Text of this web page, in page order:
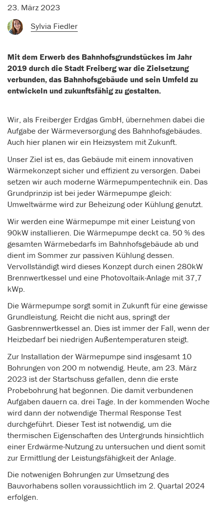
23. März 2023
Sylvia Fiedler
Mit dem Erwerb des Bahnhofsgrundstückes im Jahr
2019 durch die Stadt Freiberg war die Zielsetzung
verbunden, das Bahnhofsgebäude und sein Umfeld zu
entwickeln und zukunftsfähig zu gestalten.
Wir, als Freiberger Erdgas GmbH, übernehmen dabei die
Aufgabe der Wärmeversorgung des Bahnhofsgebäudes.
Auch hier planen wir ein Heizsystem mit Zukunft.
Unser Ziel ist es, das Gebäude mit einem innovativen
Wärmekonzept sicher und effizient zu versorgen. Dabei
setzen wir auch moderne Wärmepumpentechnik ein. Das
Grundprinzip ist bei jeder Wärmepumpe gleich:
Umweltwärme wird zur Beheizung oder Kühlung genutzt.
Wir werden eine Wärmepumpe mit einer Leistung von
90kW installieren. Die Wärmepumpe deckt ca. 50 % des
gesamten Wärmebedarfs im Bahnhofsgebäude ab und
dient im Sommer zur passiven Kühlung dessen.
Vervollständigt wird dieses Konzept durch einen 280kW
Brennwertkessel und eine Photovoltaik-Anlage mit 37,7
kWp.
Die Wärmepumpe sorgt somit in Zukunft für eine gewisse
Grundleistung. Reicht die nicht aus, springt der
Gasbrennwertkessel an. Dies ist immer der Fall, wenn der
Heizbedarf bei niedrigen Außentemperaturen steigt.
Zur Installation der Wärmepumpe sind insgesamt 10
Bohrungen von 200 m notwendig. Heute, am 23. März
2023 ist der Startschuss gefallen, denn die erste
Probebohrung hat begonnen. Die damit verbundenen
Aufgaben dauern ca. drei Tage. In der kommenden Woche
wird dann der notwendige Thermal Response Test
durchgeführt. Dieser Test ist notwendig, um die
thermischen Eigenschaften des Untergrunds hinsichtlich
einer Erdwärme-Nutzung zu untersuchen und dient somit
zur Ermittlung der Leistungsfähigkeit der Anlage.
Die notwenigen Bohrungen zur Umsetzung des
Bauvorhabens sollen voraussichtlich im 2. Quartal 2024
erfolgen.